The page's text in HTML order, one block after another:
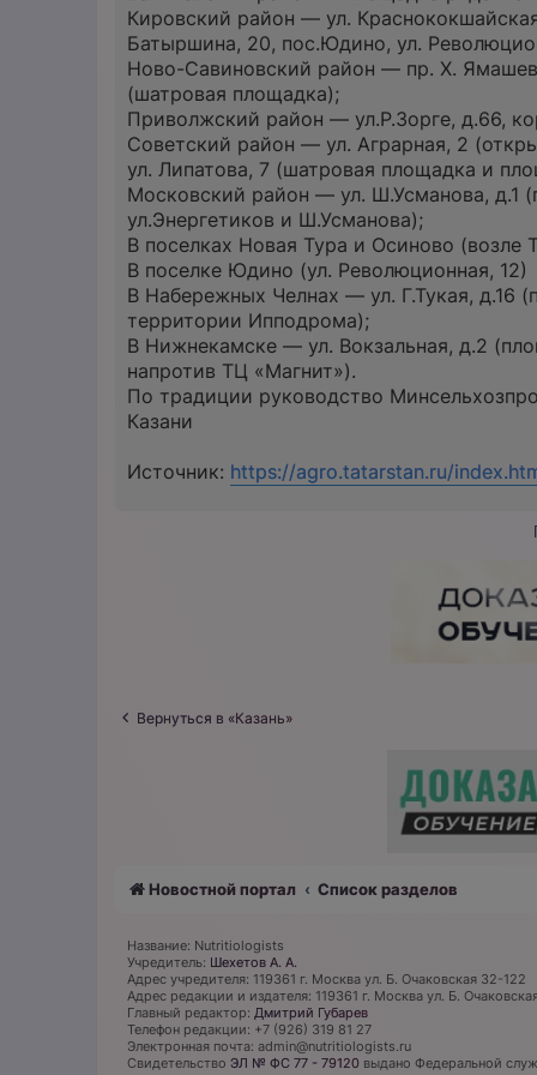
Кировский район — ул.
Батыршина, 20, пос.Юдино, ул.
Ново-Савиновский район — пр. Х.
(шатровая площадка);
Приволжский район — ул.Р.Зорге, д.66,
Советский район — ул. Аграрная, 2
ул. Липатова, 7 (шатровая площадка и
Московский район — ул. Ш.Усманова, д.1
ул.Энергетиков и Ш.Усманова);
В поселках Новая Тура и Осиново
В поселке Юдино (ул. Революционная, 12)
В Набережных Челнах — ул. Г.Тукая, д.16
территории Ипподрома);
В Нижнекамске — ул. Вокзальная, д.2
напротив ТЦ «Магнит»).
По традиции руководство
Казани
Источник: https://agro.tatarstan.ru/
Вернуться в «Казань»
Новостной портал Список разделов
Название: Nutritiologists
Учредитель: Шехетов А. А.
Адрес учредителя: 119361 г. Москва ул. Б. Очаковская 32-122
Адрес редакции и издателя: 119361 г. Москва ул. Б.
Главный редактор: Дмитрий Губарев
Телефон редакции: +7 (926) 319 81 27
Электронная почта: admin@nutritiologists.ru
Cвидетельство ЭЛ № ФС 77 - 79120 выдано Федеральной